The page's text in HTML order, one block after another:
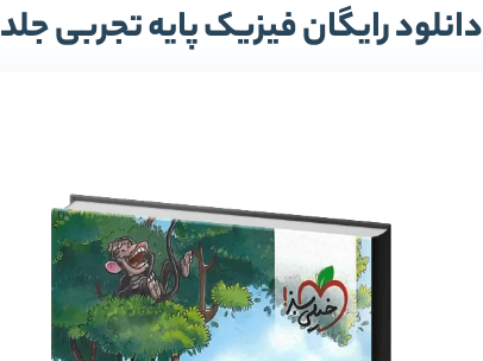
دانلود رایگان فیزیک پایه تجربی جلد2 خیلی سبز